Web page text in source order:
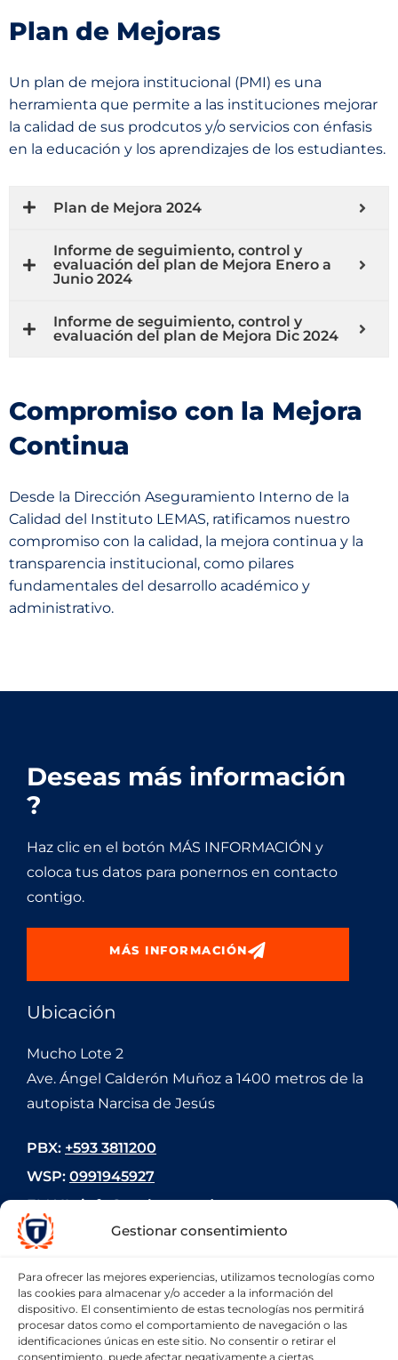
Gestionar consentimiento
Para ofrecer las mejores experiencias, utilizamos tecnologías como
las cookies para almacenar y/o acceder a la información del
dispositivo. El consentimiento de estas tecnologías nos permitirá
procesar datos como el comportamiento de navegación o las
identificaciones únicas en este sitio. No consentir o retirar el
consentimiento, puede afectar negativamente a ciertas
Plan de Mejoras
Un plan de mejora institucional (PMI) es una
herramienta que permite a las instituciones mejorar
la calidad de sus prodcutos y/o servicios con énfasis
en la educación y los aprendizajes de los estudiantes.
Plan de Mejora 2024
Informe de seguimiento, control y
evaluación del plan de Mejora Enero a
Junio 2024
Informe de seguimiento, control y
evaluación del plan de Mejora Dic 2024
Compromiso con la Mejora
Continua
Desde la Dirección Aseguramiento Interno de la
Calidad del Instituto LEMAS, ratificamos nuestro
compromiso con la calidad, la mejora continua y la
transparencia institucional, como pilares
fundamentales del desarrollo académico y
administrativo.
Deseas más información
?
Haz clic en el botón MÁS INFORMACIÓN y
coloca tus datos para ponernos en contacto
contigo.
MÁS INFORMACIÓN
Ubicación
Mucho Lote 2
Ave. Ángel Calderón Muñoz a 1400 metros de la
autopista Narcisa de Jesús
PBX: +593 3811200
WSP: 0991945927
EMAIL:info@teclemas.edu.ec
PREGUNTA AHORA